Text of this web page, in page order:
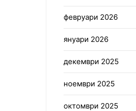
февруари 2026
януари 2026
декември 2025
ноември 2025
октомври 2025